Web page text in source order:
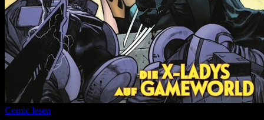
Comic lesen